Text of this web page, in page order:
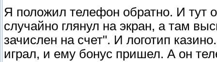
Я положил телефон обратно. И тут
случайно глянул на экран, а там
зачислен на счет". И логотип
играл, и ему бонус пришел. А он